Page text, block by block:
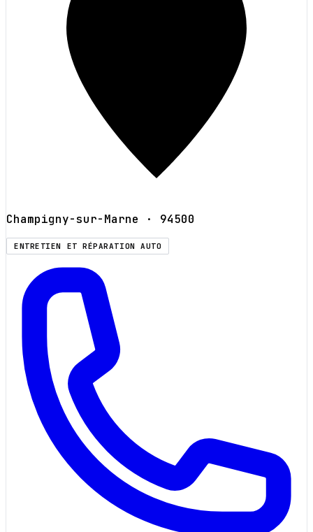
Champigny-sur-Marne · 94500
ENTRETIEN ET RÉPARATION AUTO